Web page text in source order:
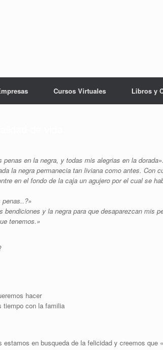
Cursos Virtuales Libros y
en la negra, y todas mis alegrias en la dorada».
la negra permanecia tan liviana como antes. Con
en el fondo de la caja un agujero por el cual se
y la negra para que desaparezcan mis
tenemos.»
hacer
tiempo con la familia
en busqueda de la felicidad y creemos que